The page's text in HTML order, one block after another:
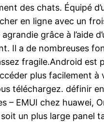
des chats. Équipé
en ligne avec un
grâce à l’aide
Il a de nombreuses
fragile.Android
plus facilement
téléchargez. définir
EMUI chez huawei,
un plus large panel